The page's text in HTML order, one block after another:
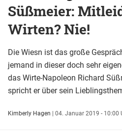
Süßmeier:
Wirten? Nie!
Die Wiesn ist das große
jemand in dieser doch sehr
das Wirte-Napoleon Richard
spricht er über sein
Kimberly Hagen | 04. Januar 2019 - 10:00